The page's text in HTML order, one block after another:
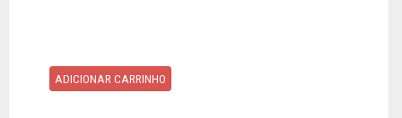
ADICIONAR CARRINHO